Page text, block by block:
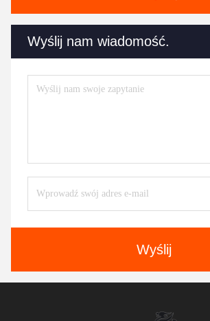
Wyślij nam wiadomość.
Wyślij